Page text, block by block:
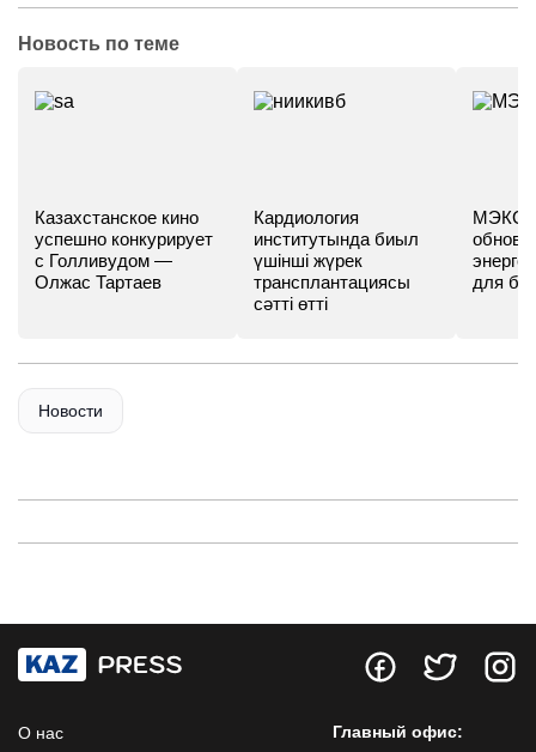
Новость по теме
Казахстанское кино
успешно конкурирует
с Голливудом —
Олжас Тартаев
Кардиология
институтында биыл
үшінші жүрек
трансплантациясы
сәтті өтті
МЭКС -
для
Новости
О нас
Главный офис: